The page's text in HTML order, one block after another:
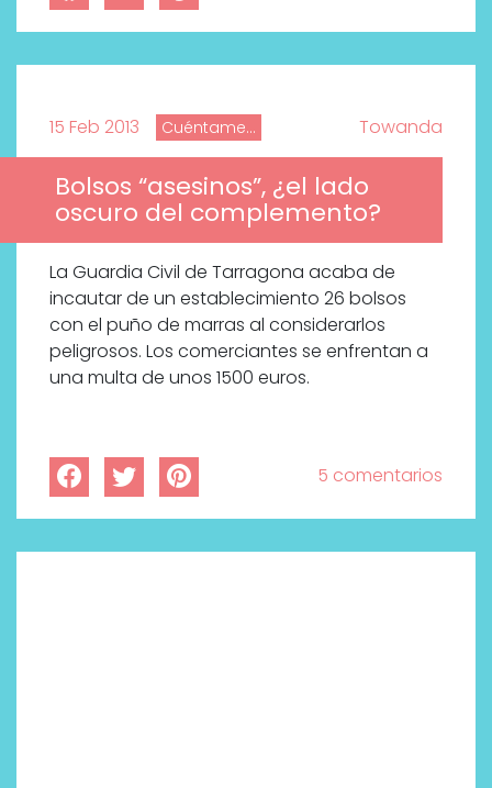
15 Feb 2013 Cuéntame... Towanda
Bolsos “asesinos”, ¿el lado
oscuro del complemento?
La Guardia Civil de Tarragona acaba de
incautar de un establecimiento 26 bolsos
con el puño de marras al considerarlos
peligrosos. Los comerciantes se enfrentan a
una multa de unos 1500 euros.
5 comentarios